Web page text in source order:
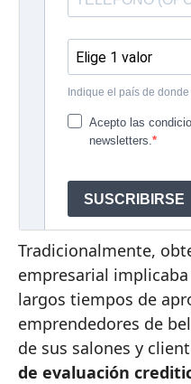
Tradicionalmente,
empresarial
largos tiempos de
emprendedores de
de sus salones y
de evaluación